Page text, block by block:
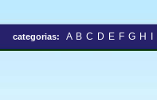
categorias: A B C D E F G H